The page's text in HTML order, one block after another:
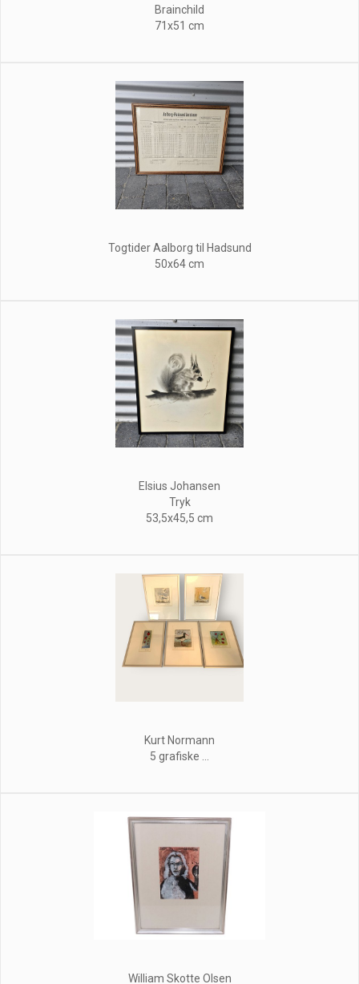
Brainchild
71x51 cm
Togtider Aalborg til Hadsund
50x64 cm
Elsius Johansen
Tryk
53,5x45,5 cm
Kurt Normann
5 grafiske ...
William Skotte Olsen